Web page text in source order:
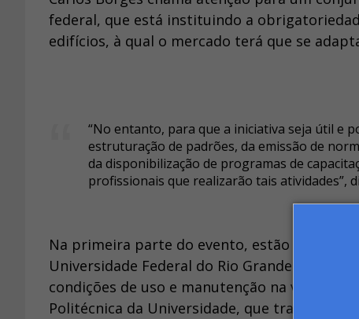
federal, que está instituindo a
edifícios, à qual o mercado terá que se
“No entanto, para que a iniciativa seja útil e
estruturação de padrões, da emissão de
da disponibilização de programas de
profissionais que realizarão tais atividades”,
Na primeira parte do evento, estão
Universidade Federal do Rio Grande do Sul,
condições de uso e manutenção na vida útil
Politécnica da Universidade, que tratará do